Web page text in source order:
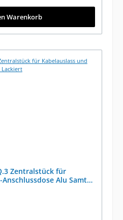
Warenkorb
Zentralstück für
Alu Samt